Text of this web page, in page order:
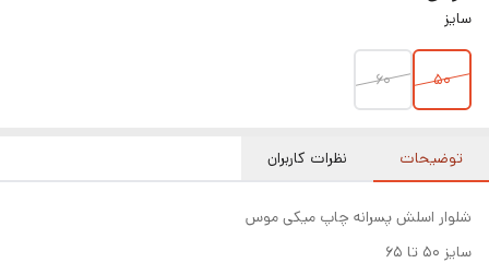
سایز
۵۰ 60
توضیحات نظرات کاربران
شلوار اسلش پسرانه چاپ میکی موس
سایز ۵۰ تا ۶۵